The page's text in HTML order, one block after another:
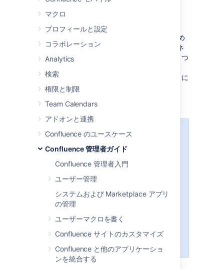
マクロ
プロフィールと設定
コラボレーション
Analytics
検索
権限と制限
Team Calendars
アドオンと連携
Confluence のユースケース
Confluence 管理者ガイド
Confluence 管理者入門
ユーザー管理
システムおよび Marketplace アプリ
の管理
ユーザーマクロを書く
Confluence サイトのカスタマイズ
Confluence と他のアプリケーショ
ンを統合する
を厳格化する
websudo 操作のセキュリティ層を追加するため
に、Confluence 用の独自の IP アドレス/サブネ
ットの許可リストを設定して有効化できます。つ
特定のスーパーユーザー操作を実行できるように
なります。
この機能は既定で無効化
す。有効化する場合は、
に記載されている順序で設定ステッ
プを完了して、ご利用のシステムか
らロックアウトされないようにして
ください。
次の「 始める前に
セクション
を読みます。
許可リストを設定します。
許可リスト サービスを有効にし